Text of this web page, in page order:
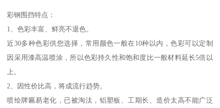
彩钢围挡特点：
1、色彩丰富、鲜亮不退色。
近30多种色彩供您选择，常用颜色一般在10种以内，色彩可以定制
因采用漆高温喷涂，所以色彩持久性和饱和度比一般材料延长5倍以
上。
2、因性价比高，将成流行趋势。
喷绘牌匾易老化，已被淘汰，铝塑板、工期长、造价太高不能广泛